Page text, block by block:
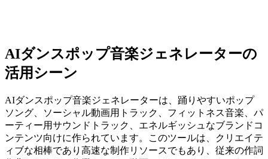
AIダンスポップ音楽ジェネレーターの
活用シーン
AIダンスポップ音楽ジェネレーターは、踊りやすいポップ
ソング、ソーシャル動画用トラック、フィットネス音楽、パ
ーティー用サウンドトラック、エネルギッシュなブランドコ
ンテンツ向けに作られています。このツールは、クリエイテ
ィブな相棒であり高速な制作リソースでもあり、従来の作詞